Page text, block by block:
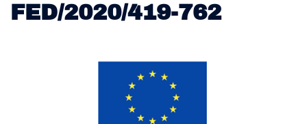
FED/2020/419-762